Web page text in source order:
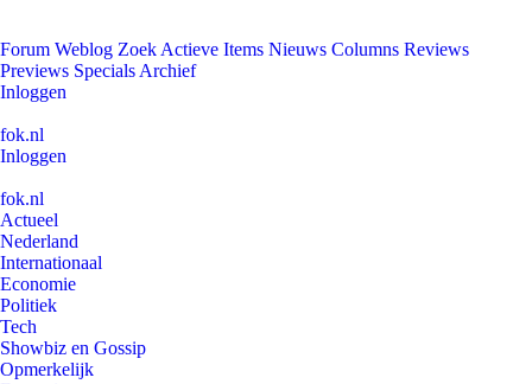
Forum Weblog Zoek Actieve Items Nieuws Columns Reviews
Previews Specials Archief
Inloggen
fok.nl
Inloggen
fok.nl
Actueel
Nederland
Internationaal
Economie
Politiek
Tech
Showbiz en Gossip
Opmerkelijk